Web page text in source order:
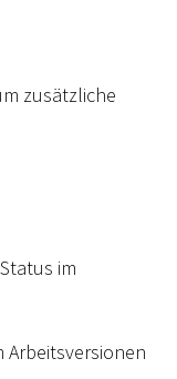
zusätzliche
im
Arbeitsversionen